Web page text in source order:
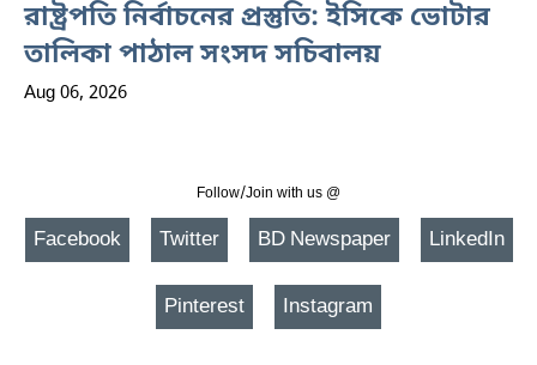
রাষ্ট্রপতি নির্বাচনের প্রস্তুতি: ইসিকে ভোটার
তালিকা পাঠাল সংসদ সচিবালয়
Aug 06, 2026
Follow/Join with us @
Facebook Twitter BD Newspaper LinkedIn
Pinterest Instagram